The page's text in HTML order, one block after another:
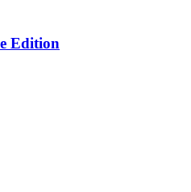
Edition